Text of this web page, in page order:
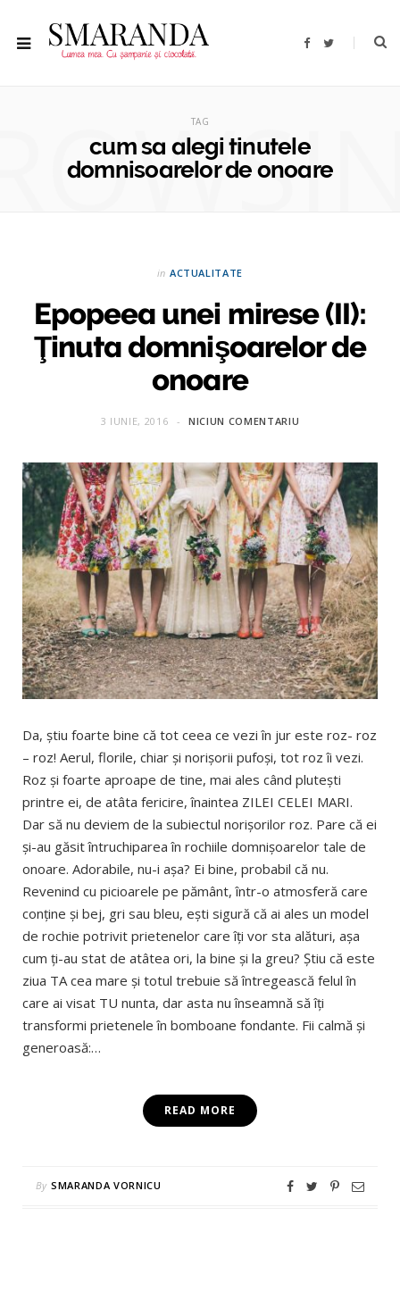
F
T
TAG
cum sa alegi tinutele
domnisoarelor de onoare
in ACTUALITATE
Epopeea unei mirese (II):
Ţinuta domnişoarelor de
onoare
3 IUNIE, 2016 NICIUN COMENTARIU
Da, ştiu foarte bine că tot ceea ce vezi în jur este roz- roz
– roz! Aerul, florile, chiar şi norişorii pufoşi, tot roz îi vezi.
Roz şi foarte aproape de tine, mai ales când pluteşti
printre ei, de atâta fericire, înaintea ZILEI CELEI MARI.
Dar să nu deviem de la subiectul norişorilor roz. Pare că ei
şi-au găsit întruchiparea în rochiile domnişoarelor tale de
onoare. Adorabile, nu-i aşa? Ei bine, probabil că nu.
Revenind cu picioarele pe pământ, într-o atmosferă care
conţine şi bej, gri sau bleu, eşti sigură că ai ales un model
de rochie potrivit prietenelor care îţi vor sta alături, aşa
cum ţi-au stat de atâtea ori, la bine şi la greu? Ştiu că este
ziua TA cea mare şi totul trebuie să întregească felul în
care ai visat TU nunta, dar asta nu înseamnă să îţi
transformi prietenele în bomboane fondante. Fii calmă şi
generoasă:…
READ MORE
By SMARANDA VORNICU